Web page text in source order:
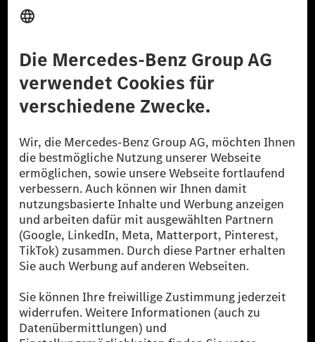
Datenschutz Lizenzhinweise Dritter Barrierefreiheit
© 2026 Mercedes-Benz Group AG. Alle Rechte vorbehalten.
[1] Bilanziell CO₂-neutral bedeutet, dass nicht vermiedene oder nicht
reduzierte CO₂-Emissionen bei der Mercedes-Benz Group durch
zertifizierte Ausgleichsprojekte kompensiert werden.
[2] Renewable Charging ist ein integraler Bestandteil von MB.CHARGE
Public in Europa, den USA, Kanada und China. Sofern an der jeweiligen
Ladestation noch kein Strom aus erneuerbaren Energien vorliegt,
verwendet Renewable Charging Grünstromzertifikate*. Diese stellen
sicher, dass für Ladevorgänge über MB.CHARGE Public eine äquivalente
Strommenge aus erneuerbaren Energien ins Stromnetz eingespeist wird.
als sechs Jahre sind.
* Inkl. EKOenergy Ökolabel
* Die angegebenen Werte wurden nach dem vorgeschriebenen
Messverfahren WLTP (Worldwide harmonised Light vehicles Test